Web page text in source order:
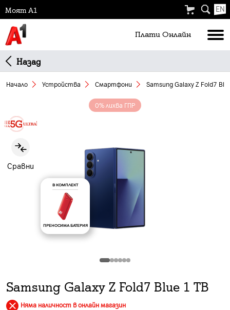
Моят А1 EN
Плати Oнлайн
Назад
Начало Устройства Смартфони Samsung Galaxy Z Fold7
0% лихва ГПР
Сравни
В КОМПЛЕКТ
ПРЕНОСИМА БАТЕРИЯ
Samsung Galaxy Z Fold7 Blue 1 TB
Няма наличност в онлайн магазин